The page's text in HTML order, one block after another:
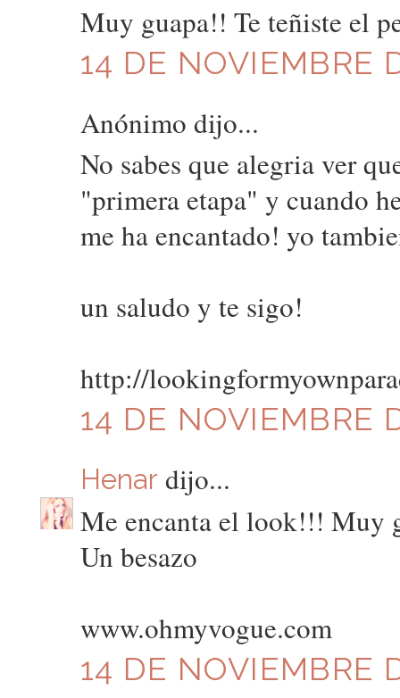
Muy guapa!! Te teñiste el
14 DE NOVIEMBRE
Anónimo dijo...
No sabes que alegria ver
"primera etapa" y cuando
me ha encantado! yo
un saludo y te sigo!
http://
14 DE NOVIEMBRE
Henar dijo...
Me encanta el look!!! Muy
Un besazo
www.ohmyvogue.com
14 DE NOVIEMBRE